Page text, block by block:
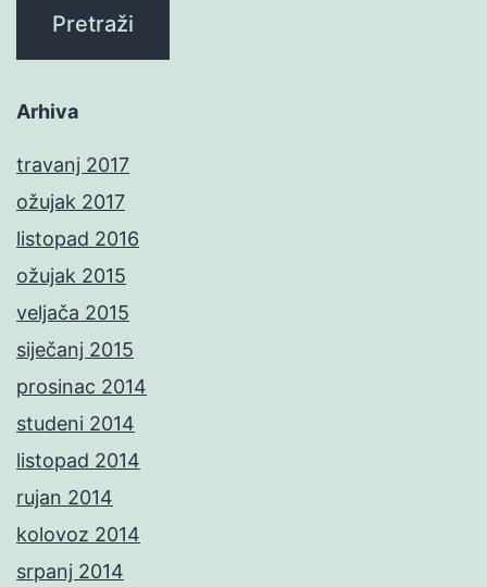
Arhiva
travanj 2017
ožujak 2017
listopad 2016
ožujak 2015
veljača 2015
siječanj 2015
prosinac 2014
studeni 2014
listopad 2014
rujan 2014
kolovoz 2014
srpanj 2014